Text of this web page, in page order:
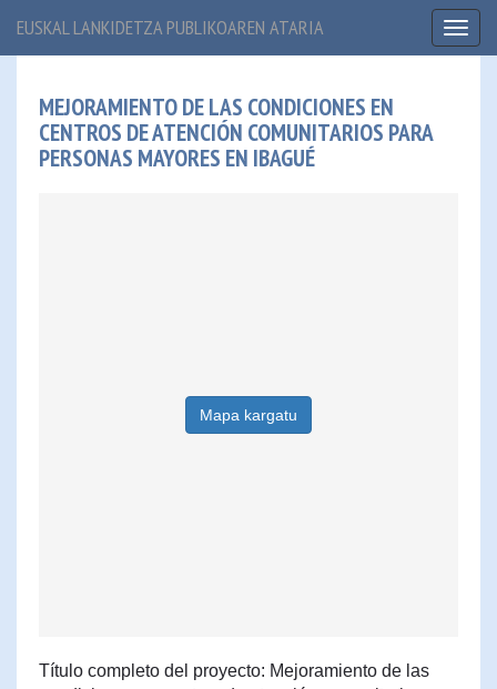
EUSKAL LANKIDETZA PUBLIKOAREN ATARIA
MEJORAMIENTO DE LAS CONDICIONES EN
CENTROS DE ATENCIÓN COMUNITARIOS PARA
PERSONAS MAYORES EN IBAGUÉ
Mapa kargatu
Título completo del proyecto: Mejoramiento de las